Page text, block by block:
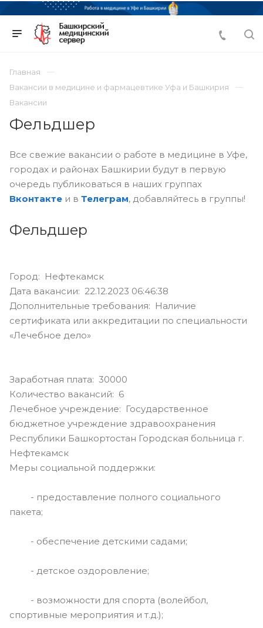
Главная
Вакансии в медицине и фармацевтике Уфа и Башкирия
Вакансии
Фельдшер
Все свежие вакансии о работе в медицине в Уфе,
городах и районах Башкирии будут в первую
очередь публиковаться в наших группах
Вконтакте и в Телеграм, добавляйтесь в группы!
Фельдшер
Город: Нефтекамск
Дата вакансии: 22.12.2023 06:46:38
Дополнительные требования: Наличие
сертификата или аккредитации по специальности
«Лечебное дело»
Заработная плата: 30000
Количество вакансий: 6
Лечебное учреждение: Государственное
бюджетное учреждение здравоохранения
Республики Башкортостан Городская больница г.
Нефтекамск
Меры социальной поддержки:
- предоставление полного социального
пакета;
- обеспечение детскими садами;
- детское оздоровление;
- возможности для спорта (волейбол,
спортивные мероприятия и т.д.);